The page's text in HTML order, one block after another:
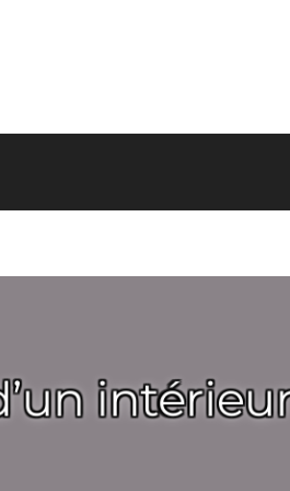
intérieur